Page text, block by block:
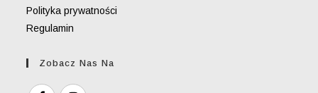
Polityka prywatności
Regulamin
Zobacz Nas Na